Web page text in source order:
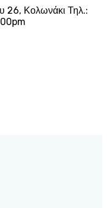
26, Κολωνάκι Τηλ.: